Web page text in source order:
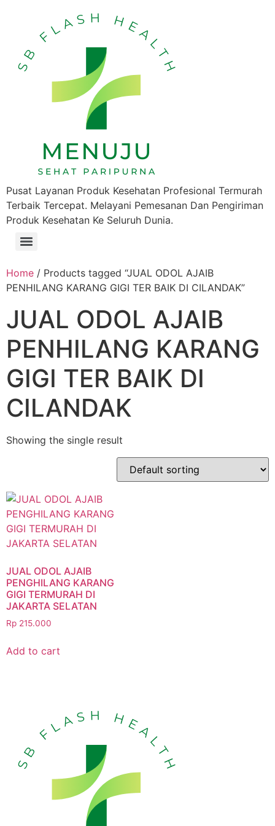
Pusat Layanan Produk Kesehatan Profesional Termurah
Terbaik Tercepat. Melayani Pemesanan Dan Pengiriman
Produk Kesehatan Ke Seluruh Dunia.
Home / Products tagged “JUAL ODOL AJAIB
PENHILANG KARANG GIGI TER BAIK DI CILANDAK”
JUAL ODOL AJAIB
PENHILANG KARANG
GIGI TER BAIK DI
CILANDAK
Showing the single result
JUAL ODOL AJAIB
PENGHILANG KARANG
GIGI TERMURAH DI
JAKARTA SELATAN
Rp 215.000
Add to cart